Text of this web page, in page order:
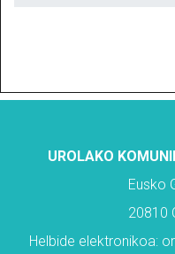
UROLAKO
Eusko
20810
Helbide elektronikoa: